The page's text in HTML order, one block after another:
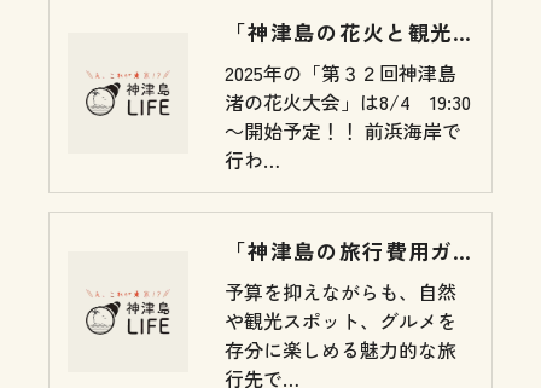
「神津島の花火と観光を一緒に楽しもう 夜空に咲く夏の風物詩」
2025年の「第３２回神津島
渚の花火大会」は8/4 19:30
～開始予定！！ 前浜海岸で
行わ…
「神津島の旅行費用ガイド 東京の離島を手軽に満喫しよう」
予算を抑えながらも、自然
や観光スポット、グルメを
存分に楽しめる魅力的な旅
行先で…